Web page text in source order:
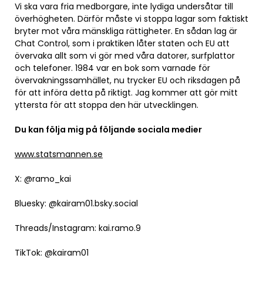
Vi ska vara fria medborgare, inte lydiga undersåtar till
överhögheten. Därför måste vi stoppa lagar som faktiskt
bryter mot våra mänskliga rättigheter. En sådan lag är
Chat Control, som i praktiken låter staten och EU att
övervaka allt som vi gör med våra datorer, surfplattor
och telefoner. 1984 var en bok som varnade för
övervakningssamhället, nu trycker EU och riksdagen på
för att införa detta på riktigt. Jag kommer att gör mitt
yttersta för att stoppa den här utvecklingen.
Du kan följa mig på följande sociala medier
www.statsmannen.se
X: @ramo_kai
Bluesky: @kairam01.bsky.social
Threads/Instagram: kai.ramo.9
TikTok: @kairam01